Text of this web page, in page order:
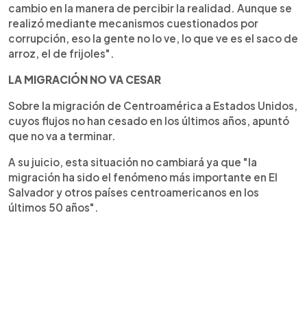
cambio en la manera de percibir la realidad. Aunque se
realizó mediante mecanismos cuestionados por
corrupción, eso la gente no lo ve, lo que ve es el saco de
arroz, el de frijoles".
LA MIGRACIÓN NO VA CESAR
Sobre la migración de Centroamérica a Estados Unidos,
cuyos flujos no han cesado en los últimos años, apuntó
que no va a terminar.
A su juicio, esta situación no cambiará ya que "la
migración ha sido el fenómeno más importante en El
Salvador y otros países centroamericanos en los
últimos 50 años".